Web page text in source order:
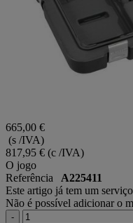
665,00 €
(s /IVA)
817,95 € (c /IVA)
O jogo
Referência A225411
Este artigo já tem um
Não é possível adicionar o
-